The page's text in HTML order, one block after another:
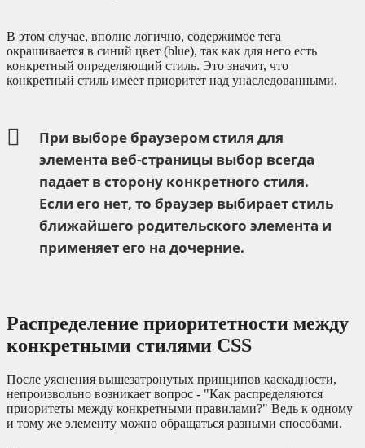
В этом случае, вполне логично, содержимое тега
окрашивается в синий цвет (blue), так как для него есть
конкретный определяющий стиль. Это значит, что
конкретный стиль имеет приоритет над унаследованными.
При выборе браузером стиля для
элемента веб-страницы выбор всегда
падает в сторону конкретного стиля.
Если его нет, то браузер выбирает стиль
ближайшего родительского элемента и
применяет его на дочерние.
Распределение приоритетности между
конкретными стилями CSS
После уяснения вышезатронутых принципов каскадности,
непроизвольно возникает вопрос - "Как распределяются
приоритеты между конкретными правилами?" Ведь к одному
и тому же элементу можно обращаться разными способами.